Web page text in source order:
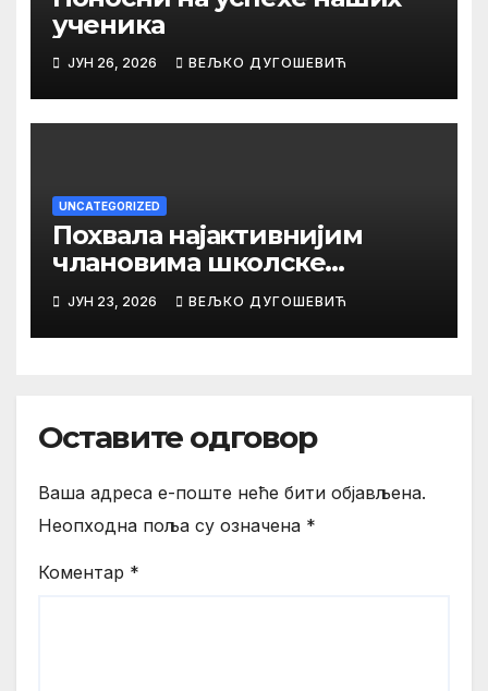
ученика
ЈУН 26, 2026 ВЕЉКО ДУГОШЕВИЋ
UNCATEGORIZED
Похвала најактивнијим
члановима школске
библиотеке
ЈУН 23, 2026 ВЕЉКО ДУГОШЕВИЋ
Оставите одговор
Ваша адреса е-поште неће бити објављена.
Неопходна поља су означена *
Коментар *